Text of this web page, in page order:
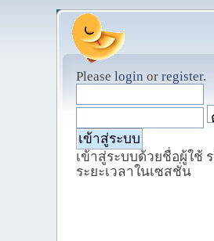
Please login or register.
เข้าสู่ระบบด้วยชื่อผู้ใช้
ระยะเวลาในเซสชั่น